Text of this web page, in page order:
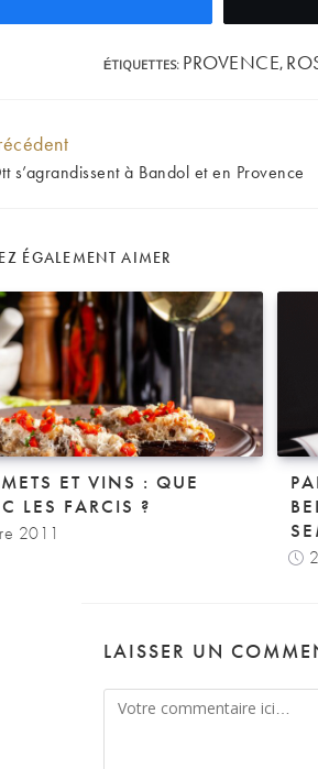
ÉTIQUETTES: PROVENCE,
s’agrandissent à Bandol et en Provence
ÉGALEMENT AIMER
ET VINS : QUE
LES FARCIS ?
2011
LAISSER UN
Comment